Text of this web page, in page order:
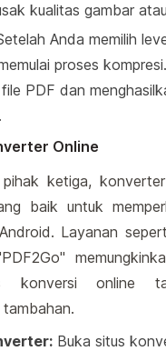
kualitas gambar
Anda memilih
proses
PDF dan
Online
pihak ketiga,
baik untuk
Layanan
konversi online
Buka situs